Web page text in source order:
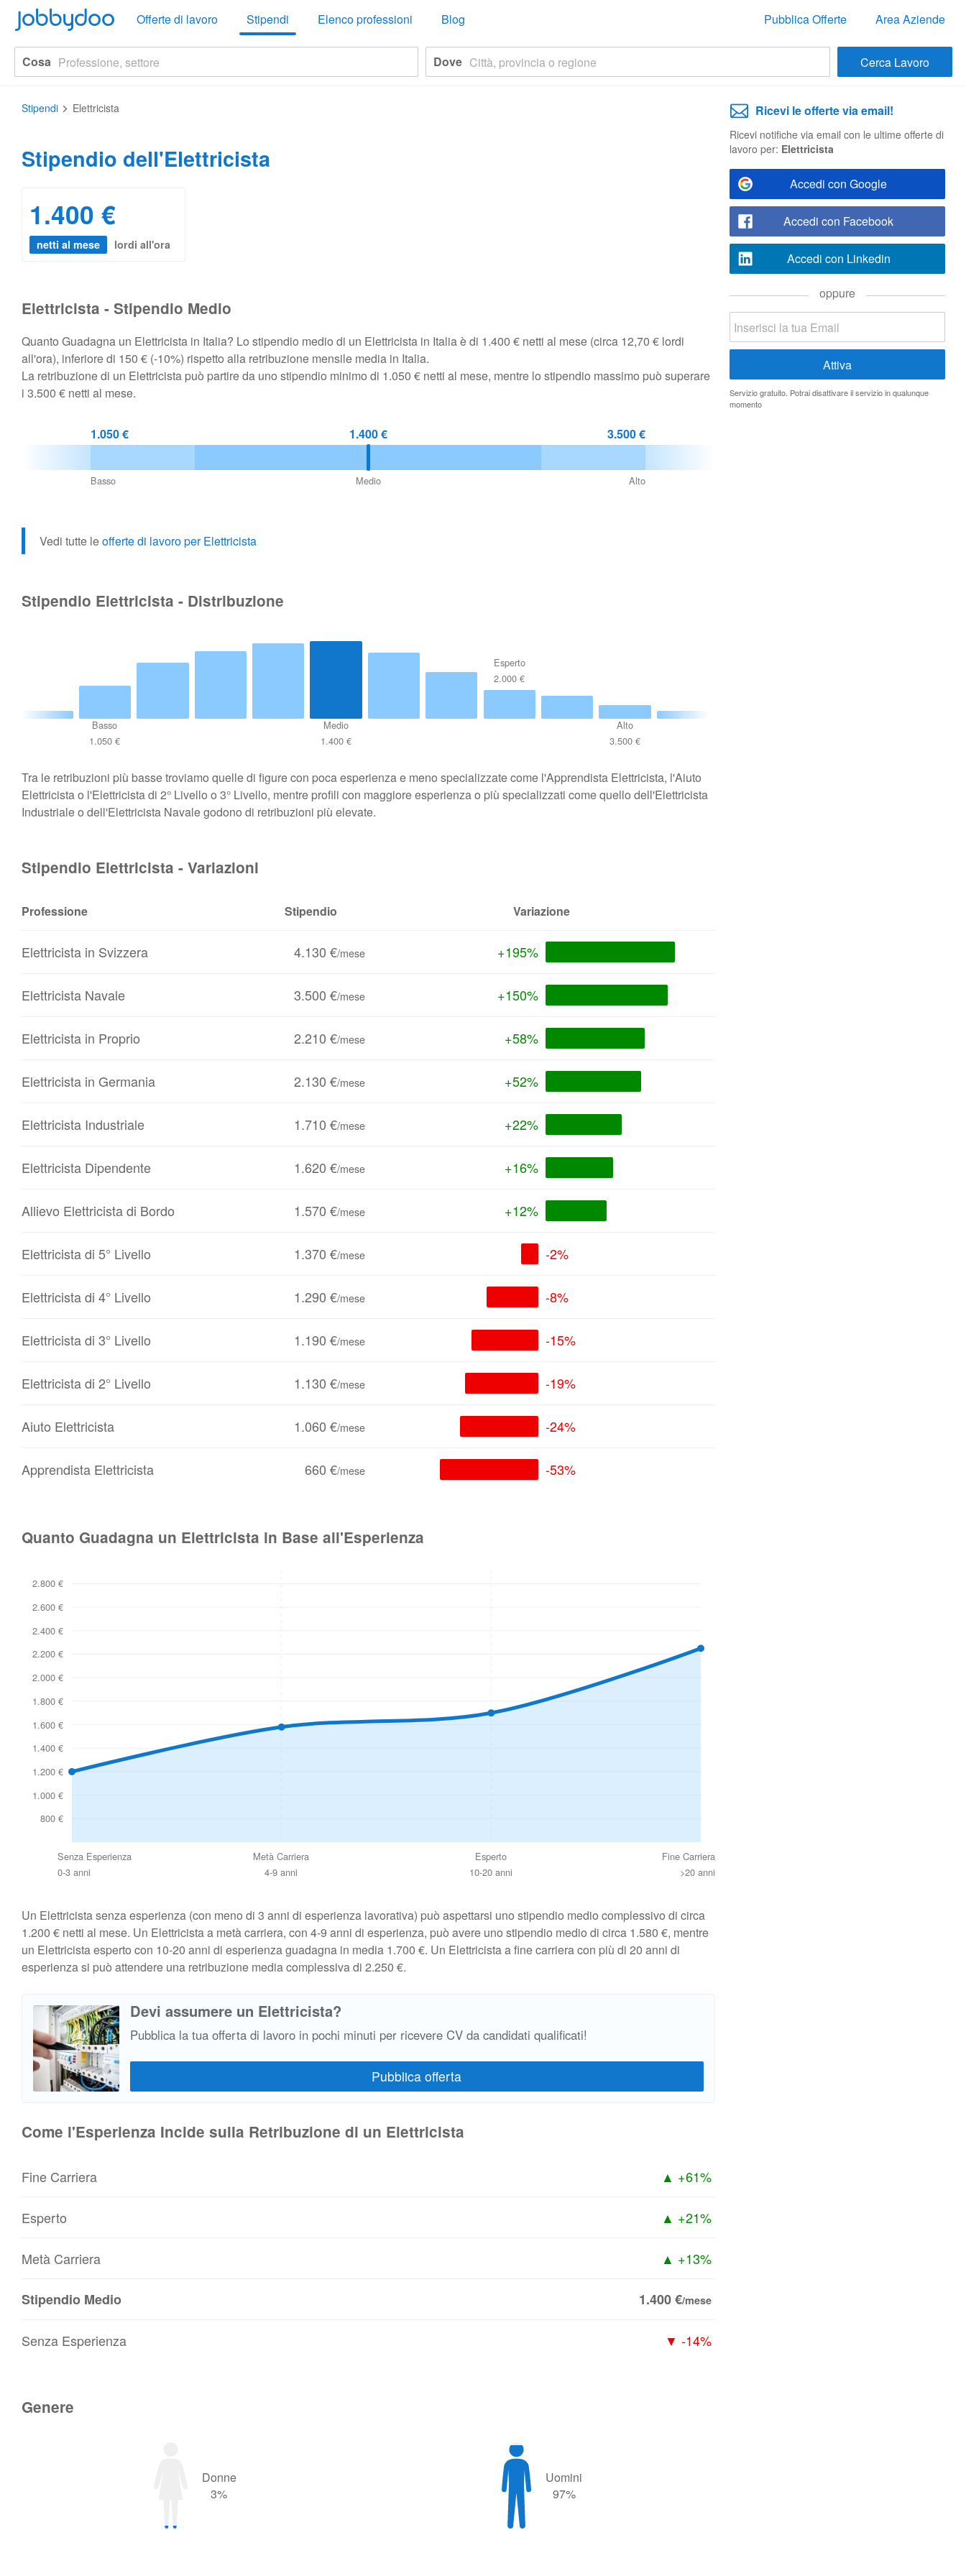
Jobbydoo Offerte di lavoro Stipendi Elenco professioni Blog Pubblica Offerte Area Aziende
Cosa Dove
Stipendi Elettricista
Stipendio dell'Elettricista
1.400 €
netti al mese lordi all'ora
Elettricista - Stipendio Medio
Quanto Guadagna un Elettricista in Italia? Lo stipendio medio di un Elettricista in Italia è di 1.400 € netti al mese (circa 12,70 € lordi
all'ora), inferiore di 150 € (-10%) rispetto alla retribuzione mensile media in Italia.
La retribuzione di un Elettricista può partire da uno stipendio minimo di 1.050 € netti al mese, mentre lo stipendio massimo può superare
i 3.500 € netti al mese.
1.050 €
Basso
1.400 €
Medio
3.500 €
Alto
Vedi tutte leofferte di lavoro per Elettricista
Stipendio Elettricista - Distribuzione
Basso
1.050 €
Medio
1.400 €
Esperto
2.000 €
Alto
3.500 €
Tra le retribuzioni più basse troviamo quelle di figure con poca esperienza e meno specializzate come l'Apprendista Elettricista, l'Aiuto
Elettricista o l'Elettricista di 2° Livello o 3° Livello, mentre profili con maggiore esperienza o più specializzati come quello dell'Elettricista
Industriale o dell'Elettricista Navale godono di retribuzioni più elevate.
Stipendio Elettricista - Variazioni
Professione Stipendio Variazione
Elettricista in Svizzera 4.130 €/mese +195%
Elettricista Navale 3.500 €/mese +150%
Elettricista in Proprio 2.210 €/mese +58%
Elettricista in Germania 2.130 €/mese +52%
Elettricista Industriale 1.710 €/mese +22%
Elettricista Dipendente 1.620 €/mese +16%
Allievo Elettricista di Bordo 1.570 €/mese +12%
Elettricista di 5° Livello 1.370 €/mese -2%
Elettricista di 4° Livello 1.290 €/mese -8%
Elettricista di 3° Livello 1.190 €/mese -15%
Elettricista di 2° Livello 1.130 €/mese -19%
Aiuto Elettricista 1.060 €/mese -24%
Apprendista Elettricista 660 €/mese -53%
Quanto Guadagna un Elettricista in Base all'Esperienza
800 €
1.000 €
1.200 €
1.400 €
1.600 €
1.800 €
2.000 €
2.200 €
2.400 €
2.600 €
2.800 €
Senza Esperienza
0-3 anni
Metà Carriera
4-9 anni
Esperto
10-20 anni
Fine Carriera
>20 anni
Un Elettricista senza esperienza (con meno di 3 anni di esperienza lavorativa) può aspettarsi uno stipendio medio complessivo di circa
1.200 € netti al mese. Un Elettricista a metà carriera, con 4-9 anni di esperienza, può avere uno stipendio medio di circa 1.580 €, mentre
un Elettricista esperto con 10-20 anni di esperienza guadagna in media 1.700 €. Un Elettricista a fine carriera con più di 20 anni di
esperienza si può attendere una retribuzione media complessiva di 2.250 €.
Devi assumere un Elettricista?
Pubblica la tua offerta di lavoro in pochi minuti per ricevere CV da candidati qualificati!
Come l'Esperienza Incide sulla Retribuzione di un Elettricista
Fine Carriera ▲ +61%
Esperto ▲ +21%
Metà Carriera ▲ +13%
Stipendio Medio 1.400 €/mese
Senza Esperienza ▼ -14%
Genere
Donne
3%
Uomini
97%
Ricevi le offerte via email!
Ricevi notifiche via email con le ultime offerte di
lavoro per: Elettricista
Accedi con Google
Accedi con Facebook
Accedi con Linkedin
oppure
Servizio gratuito. Potrai disattivare il servizio in qualunque
momento